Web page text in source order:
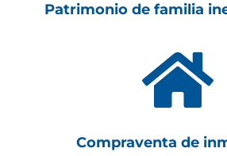
Patrimonio de familia

Compraventa de